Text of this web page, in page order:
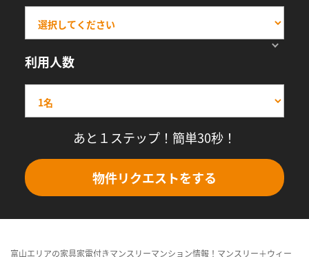
利用人数
あと１ステップ！簡単30秒！
物件リクエストをする
富山エリアの家具家電付きマンスリーマンション情報！マンスリー＋ウィー